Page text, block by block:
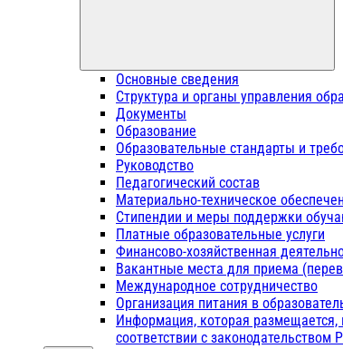
Основные сведения
Структура и органы управления
Документы
Образование
Образовательные стандарты и
Руководство
Педагогический состав
Материально-техническое
Стипендии и меры поддержки
Платные образовательные услуги
Финансово-хозяйственная
Вакантные места для приема
Международное сотрудничество
Организация питания в
Информация, которая размещается,
соответствии с законодательством